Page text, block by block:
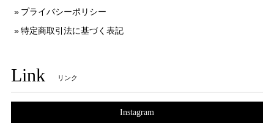
プライバシーポリシー
特定商取引法に基づく表記
Link リンク
Instagram